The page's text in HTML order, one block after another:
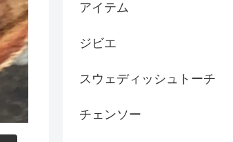
アイテム
ジビエ
スウェディッシュトーチ
チェンソー